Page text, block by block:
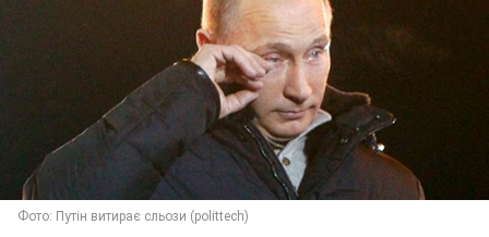
Фото: Путін витирає сльози (polittech)